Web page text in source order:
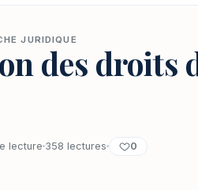
JURIDIQUE
des droits
lecture 358 lectures 0